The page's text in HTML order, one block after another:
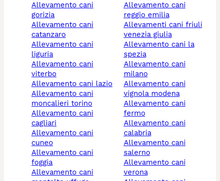
allevamento cani
gorizia
allevamento cani
catanzaro
allevamento cani
liguria
allevamento cani
viterbo
allevamento cani lazio
allevamento cani
moncalieri torino
allevamento cani
cagliari
allevamento cani
cuneo
allevamento cani
foggia
allevamento cani
allevamento cani
reggio emilia
allevamenti cani friuli
venezia giulia
allevamento cani la
spezia
allevamento cani
milano
allevamento cani
vignola modena
allevamento cani
fermo
allevamento cani
calabria
allevamento cani
salerno
allevamento cani
verona